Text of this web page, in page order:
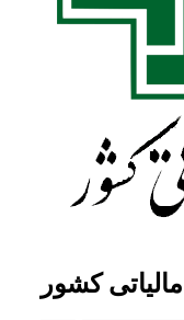
کشور